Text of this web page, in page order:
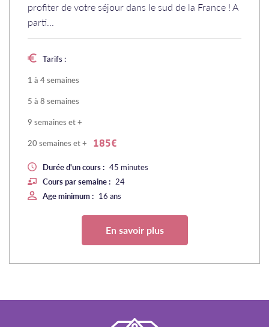
profiter de votre séjour dans le sud de la France ! A
parti...
Tarifs :
1 à 4 semaines
5 à 8 semaines
9 semaines et +
20 semaines et +
185€
Durée d'un cours : 45 minutes
Cours par semaine : 24
Age minimum : 16 ans
En savoir plus